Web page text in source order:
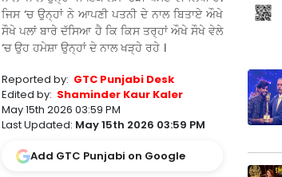
ਜਿਸ ‘ਚ ਉਨ੍ਹਾਂ ਨੇ ਆਪਣੀ ਪਤਨੀ ਦੇ ਨਾਲ ਬਿਤਾਏ ਔਖੇ
ਸੌਖੇ ਪਲਾਂ ਬਾਰੇ ਦੱਸਿਆ ਹੈ ਕਿ ਕਿਸ ਤਰ੍ਹਾਂ ਔਖੇ ਸੌਖੇ ਵੇਲੇ
‘ਚ ਉਹ ਹਮੇਸ਼ਾ ਉਨ੍ਹਾਂ ਦੇ ਨਾਲ ਖੜ੍ਹੇ ਰਹੇ ।
Reported by: GTC Punjabi Desk
Edited by: Shaminder Kaur Kaler
May 15th 2026 03:59 PM
Last Updated: May 15th 2026 03:59 PM
Add GTC Punjabi on Google